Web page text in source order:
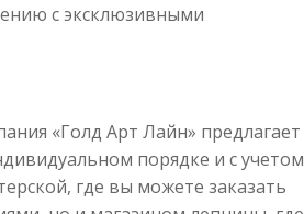
с эксклюзивными
«Голд Арт Лайн» предлагает
порядке и с учетом
где вы можете заказать